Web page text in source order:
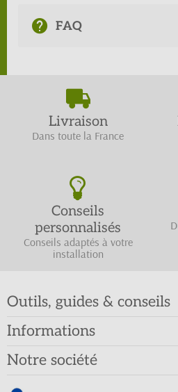
FAQ
Livraison
Dans toute la France
Conseils
personnalisés
Conseils adaptés à votre
installation
Outils, guides & conseils
Informations
Notre société